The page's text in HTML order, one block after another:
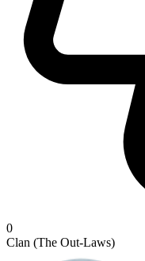
0
Clan (The Out-Laws)